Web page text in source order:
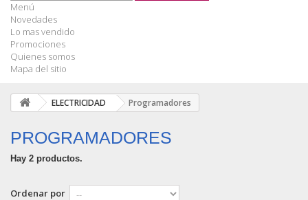
Menú
Novedades
Lo mas vendido
Promociones
Quienes somos
Mapa del sitio
ELECTRICIDAD Programadores
PROGRAMADORES
Hay 2 productos.
Ordenar por